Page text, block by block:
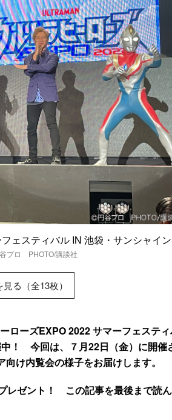
ェスティバル IN 池袋・サンシャイ
プロ PHOTO/講談社
る（全13枚）
ローズEXPO 2022 サマーフェステ
！ 今回は、７月22日（金）に開催
け内覧会の様子をお届けします。
レゼント！ この記事を最後まで読ん